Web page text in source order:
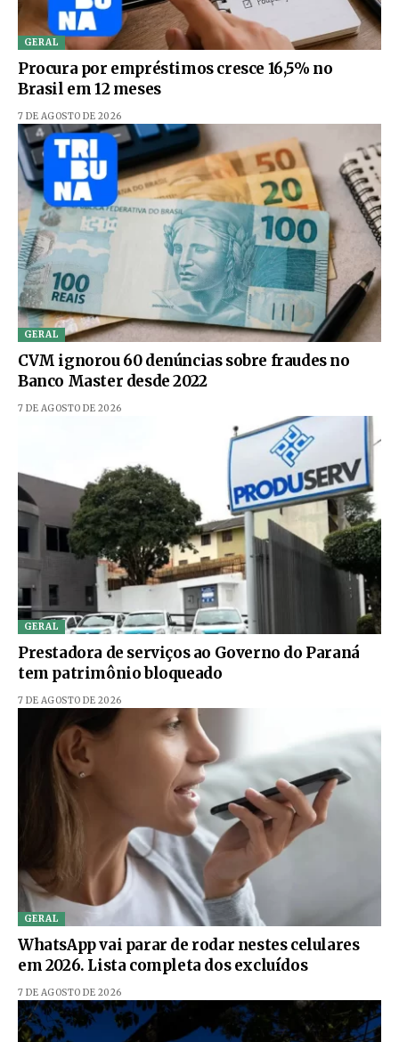
GERAL
Procura por empréstimos cresce 16,5% no
Brasil em 12 meses
7 DE AGOSTO DE 2026
GERAL
CVM ignorou 60 denúncias sobre fraudes no
Banco Master desde 2022
7 DE AGOSTO DE 2026
GERAL
Prestadora de serviços ao Governo do Paraná
tem patrimônio bloqueado
7 DE AGOSTO DE 2026
GERAL
WhatsApp vai parar de rodar nestes celulares
em 2026. Lista completa dos excluídos
7 DE AGOSTO DE 2026